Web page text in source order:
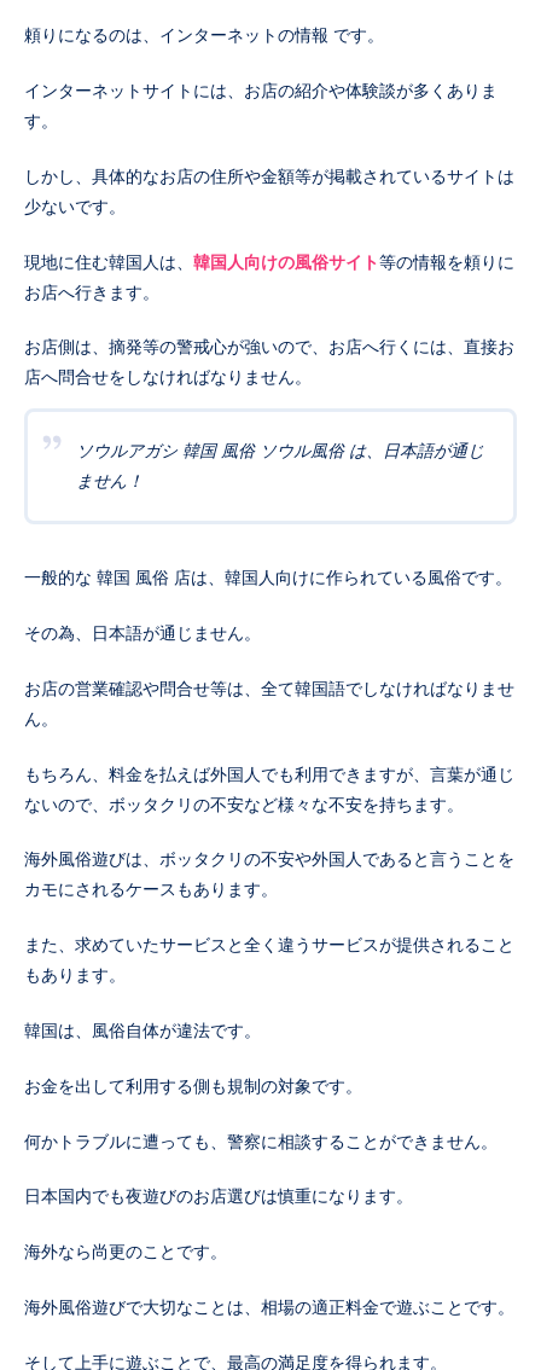
頼りになるのは、インターネットの情報 です。
インターネットサイトには、お店の紹介や体験談が多くありま
す。
しかし、具体的なお店の住所や金額等が掲載されているサイトは
少ないです。
現地に住む韓国人は、 韓国人向けの風俗サイト等の情報を頼りに
お店へ行きます。
お店側は、摘発等の警戒心が強いので、お店へ行くには、直接お
店へ問合せをしなければなりません。
ソウルアガシ 韓国 風俗 ソウル風俗 は、日本語が通じ
ません！
一般的な 韓国 風俗 店は、韓国人向けに作られている風俗です。
その為、日本語が通じません。
お店の営業確認や問合せ等は、全て韓国語でしなければなりませ
ん。
もちろん、料金を払えば外国人でも利用できますが、言葉が通じ
ないので、ボッタクリの不安など様々な不安を持ちます。
海外風俗遊びは、ボッタクリの不安や外国人であると言うことを
カモにされるケースもあります。
また、求めていたサービスと全く違うサービスが提供されること
もあります。
韓国は、風俗自体が違法です。
お金を出して利用する側も規制の対象です。
何かトラブルに遭っても、警察に相談することができません。
日本国内でも夜遊びのお店選びは慎重になります。
海外なら尚更のことです。
海外風俗遊びで大切なことは、相場の適正料金で遊ぶことです。
そして上手に遊ぶことで、最高の満足度を得られます。